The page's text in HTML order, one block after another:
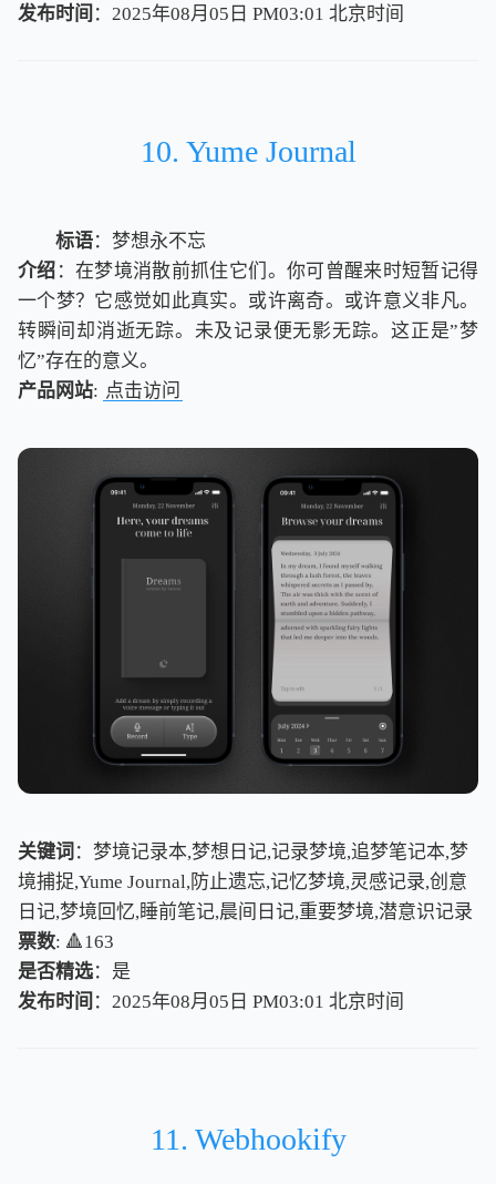
发布时间 ：2025年08月05日 PM03:01 北京时间
北京时间
10. Yume Journal
标语：梦想永不忘
介绍 ：在梦境消散前抓住它们。你可曾醒来时短暂记得
一个梦？它感觉如此真实。或许离奇。或许意义非凡。
转瞬间却消逝无踪。未及记录便无影无踪。这正是”梦
忆”存在的意义。
产品网站: 点击访问
关键词 ：梦境记录本,梦想日记,记录梦境,追梦笔记本,梦
境捕捉,Yume Journal,防止遗忘,记忆梦境,灵感记录,创意
日记,梦境回忆,睡前笔记,晨间日记,重要梦境,潜意识记录
票数: 🔺163
是否精选：是
发布时间 ：2025年08月05日 PM03:01 北京时间
北京时间
11. Webhookify